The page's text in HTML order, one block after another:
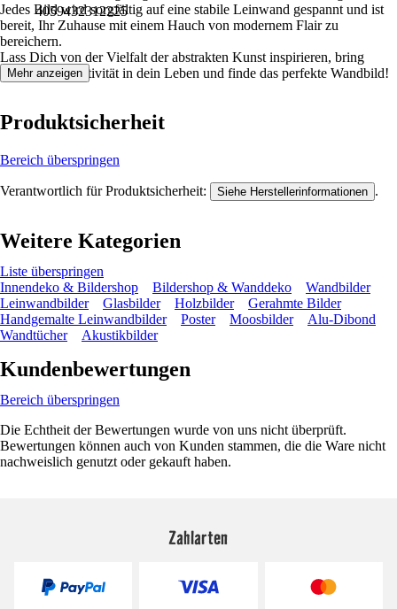
4059432312225
Jedes Bild wird sorgfältig auf eine stabile Leinwand gespannt und ist
bereit, Ihr Zuhause mit einem Hauch von modernem Flair zu
bereichern.
Lass Dich von der Vielfalt der abstrakten Kunst inspirieren, bring
Farbe und Kreativität in dein Leben und finde das perfekte Wandbild!
Mehr anzeigen
Produktsicherheit
Bereich überspringen
Verantwortlich für Produktsicherheit: Siehe Herstellerinformationen .
Weitere Kategorien
Liste überspringen
Innendeko & Bildershop
Bildershop & Wanddeko
Wandbilder
Leinwandbilder
Glasbilder Holzbilder
Gerahmte Bilder
Handgemalte Leinwandbilder
Poster Moosbilder
Alu-Dibond
Wandtücher
Akustikbilder
Kundenbewertungen
Bereich überspringen
Die Echtheit der Bewertungen wurde von uns nicht überprüft.
Bewertungen können auch von Kunden stammen, die die Ware nicht
nachweislich genutzt oder gekauft haben.
Zahlarten